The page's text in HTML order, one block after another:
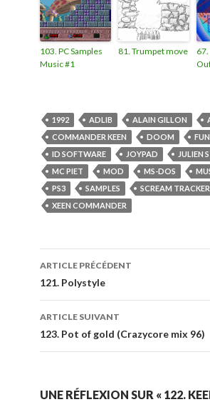
103. PC Samples
Music #1
81. Trumpet move
1992 ADLIB ALAIN GILLON
COMMANDER KEEN
DOOM
ID SOFTWARE
JOYPAD JULIEN
MC PIET
MOD MS-DOS
PS3
SAMPLES SCREAM
XEEN COMMANDER
ARTICLE PRÉCÉDENT
121. Polystyle
ARTICLE SUIVANT
123. Pot of gold (Crazycore mix 96)
UNE RÉFLEXION SUR « 122.